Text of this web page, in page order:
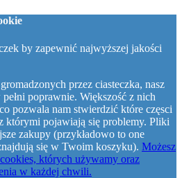
by zapewnić najwyższej jakości
przez ciasteczka, nasz
poprawnie. Większość z nich
pozwala nam stwierdzić które częsci
którymi pojawiają się problemy. Pliki
zakupy (przykładowo to one
się w Twoim koszyku). Możesz
których używamy oraz
w każdej chwili.